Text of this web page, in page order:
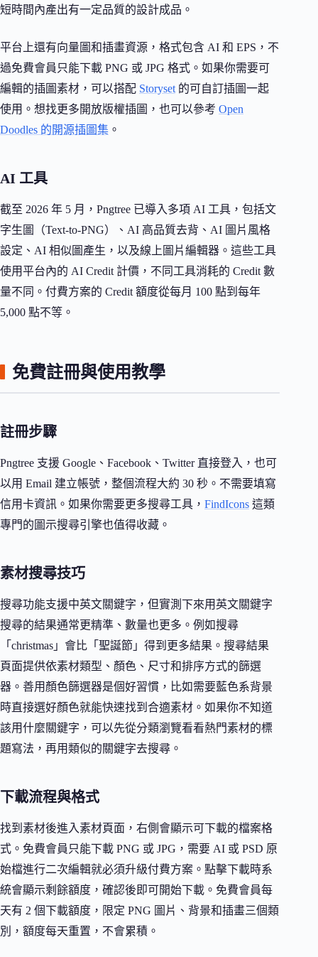
短時間內產出有一定品質的設計成品。
平台上還有向量圖和插畫資源，格式包含 AI 和 EPS，不
過免費會員只能下載 PNG 或 JPG 格式。如果你需要可
編輯的插圖素材，可以搭配 Storyset 的可自訂插圖一起
使用。想找更多開放版權插圖，也可以參考 Open
Doodles 的開源插圖集 。
AI 工具
截至 2026 年 5 月，Pngtree 已導入多項 AI 工具，包括文
字生圖（Text-to-PNG）、AI 高品質去背、AI 圖片風格
設定、AI 相似圖產生，以及線上圖片編輯器。這些工具
使用平台內的 AI Credit 計價，不同工具消耗的 Credit 數
量不同。付費方案的 Credit 額度從每月 100 點到每年
5,000 點不等。
免費註冊與使用教學
註冊步驟
Pngtree 支援 Google、Facebook、Twitter 直接登入，也可
以用 Email 建立帳號，整個流程大約 30 秒。不需要填寫
信用卡資訊。如果你需要更多搜尋工具， FindIcons 這類
專門的圖示搜尋引擎也值得收藏。
素材搜尋技巧
搜尋功能支援中英文關鍵字，但實測下來用英文關鍵字
搜尋的結果通常更精準、數量也更多。例如搜尋
「christmas」會比「聖誕節」得到更多結果。搜尋結果
頁面提供依素材類型、顏色、尺寸和排序方式的篩選
器。善用顏色篩選器是個好習慣，比如需要藍色系背景
時直接選好顏色就能快速找到合適素材。如果你不知道
該用什麼關鍵字，可以先從分類瀏覽看看熱門素材的標
題寫法，再用類似的關鍵字去搜尋。
下載流程與格式
找到素材後進入素材頁面，右側會顯示可下載的檔案格
式。免費會員只能下載 PNG 或 JPG，需要 AI 或 PSD 原
始檔進行二次編輯就必須升級付費方案。點擊下載時系
統會顯示剩餘額度，確認後即可開始下載。免費會員每
天有 2 個下載額度，限定 PNG 圖片、背景和插畫三個類
別，額度每天重置，不會累積。